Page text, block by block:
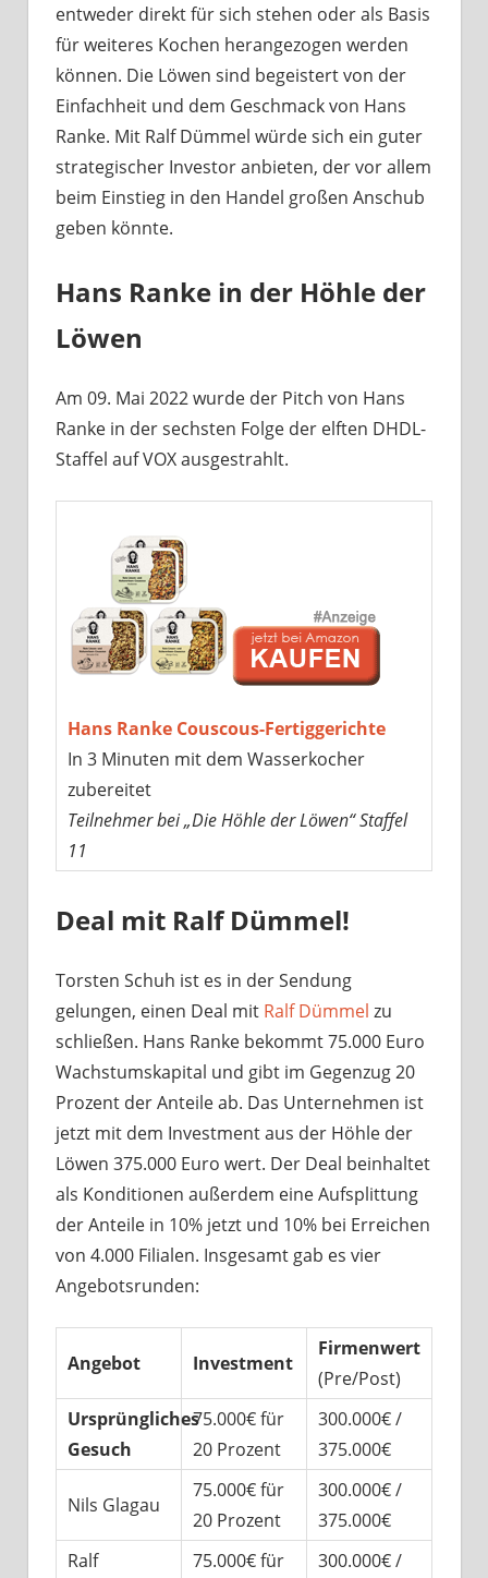
entweder direkt für sich stehen oder als Basis
für weiteres Kochen herangezogen werden
können. Die Löwen sind begeistert von der
Einfachheit und dem Geschmack von Hans
Ranke. Mit Ralf Dümmel würde sich ein guter
strategischer Investor anbieten, der vor allem
beim Einstieg in den Handel großen Anschub
geben könnte.
Hans Ranke in der Höhle der
Löwen
Am 09. Mai 2022 wurde der Pitch von Hans
Ranke in der sechsten Folge der elften DHDL-
Staffel auf VOX ausgestrahlt.
Hans Ranke Couscous-Fertiggerichte
In 3 Minuten mit dem Wasserkocher
zubereitet
Teilnehmer bei „Die Höhle der Löwen“ Staffel
11
Deal mit Ralf Dümmel!
Torsten Schuh ist es in der Sendung
gelungen, einen Deal mit Ralf Dümmel zu
schließen. Hans Ranke bekommt 75.000 Euro
Wachstumskapital und gibt im Gegenzug 20
Prozent der Anteile ab. Das Unternehmen ist
jetzt mit dem Investment aus der Höhle der
Löwen 375.000 Euro wert. Der Deal beinhaltet
als Konditionen außerdem eine Aufsplittung
der Anteile in 10% jetzt und 10% bei Erreichen
von 4.000 Filialen. Insgesamt gab es vier
Angebotsrunden:
Angebot Investment
Firmenwert
(Pre/Post)
Ursprüngliches
Gesuch
75.000€ für
20 Prozent
300.000€ /
375.000€
Nils Glagau
75.000€ für
20 Prozent
300.000€ /
375.000€
Ralf
75.000€ für
300.000€ /